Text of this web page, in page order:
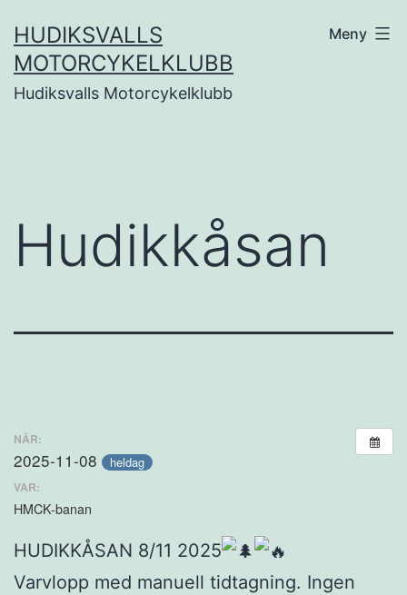
till
innehåll
HUDIKSVALLS
MOTORCYKELKLUBB
Hudiksvalls Motorcykelklubb
Meny
Hudikkåsan
NÄR:
2025-11-08 heldag
VAR:
HMCK-banan
HUDIKKÅSAN 8/11 2025
Varvlopp med manuell tidtagning. Ingen